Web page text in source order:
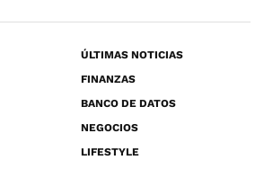
ÚLTIMAS NOTICIAS
FINANZAS
BANCO DE DATOS
NEGOCIOS
LIFESTYLE